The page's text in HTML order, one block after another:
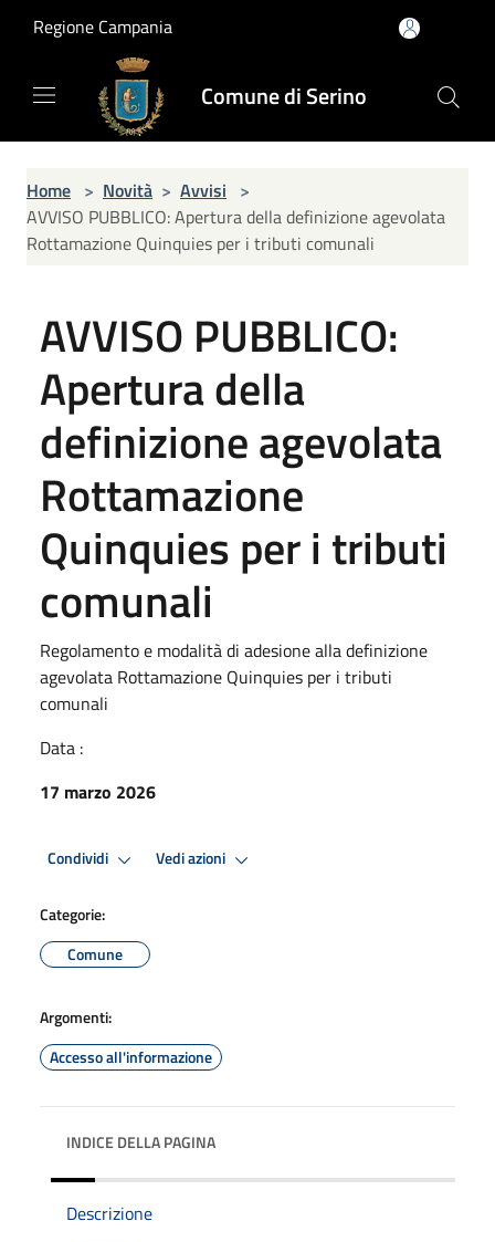
Regione Campania
Comune di Serino
Home > Novità > Avvisi >
AVVISO PUBBLICO: Apertura della definizione agevolata
Rottamazione Quinquies per i tributi comunali
AVVISO PUBBLICO:
Apertura della
definizione agevolata
Rottamazione
Quinquies per i tributi
comunali
Regolamento e modalità di adesione alla definizione
agevolata Rottamazione Quinquies per i tributi
comunali
Data :
17 marzo 2026
Condividi Vedi azioni
Categorie:
Comune
Argomenti:
Accesso all'informazione
INDICE DELLA PAGINA
Descrizione